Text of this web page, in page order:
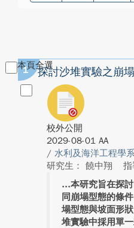
本頁全選
1 探討沙堆實驗之崩
校外公開
2029-08-01 AA
/ 水利及海洋工程學
研究生： 饒中翔
指
本研究旨在探
同崩塌型態的條
塌型態與坡面形
堆實驗中採用單